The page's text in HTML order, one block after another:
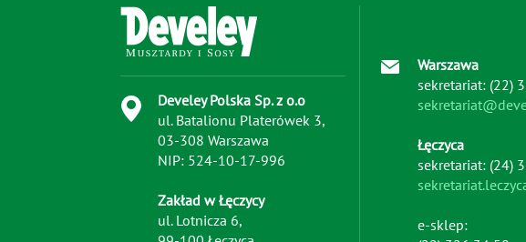
Develey Polska Sp. z o.o
ul. Batalionu Platerówek 3,
03-308 Warszawa
NIP: 524-10-17-996
Zakład w Łęczycy
ul. Lotnicza 6,
Warszawa
sekretariat: (22)
Łęczyca
sekretariat: (24)
e-sklep: